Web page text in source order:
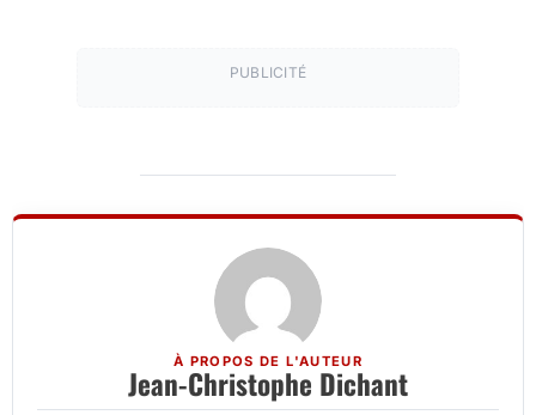
PUBLICITÉ
À PROPOS DE L'AUTEUR
Jean-Christophe Dichant